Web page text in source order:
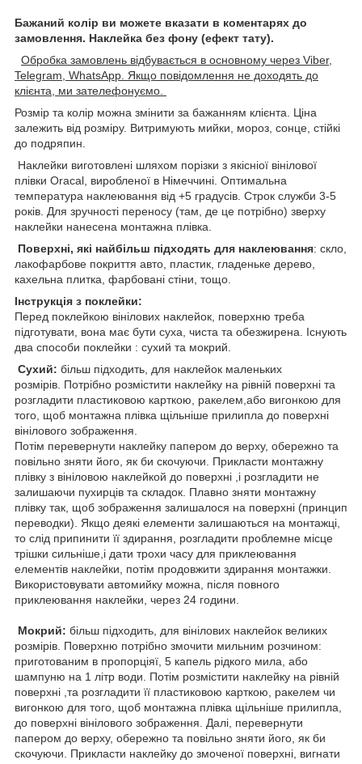
Бажаний колір ви можете вказати в коментарях до
замовлення. Наклейка без фону (ефект тату).
Обробка замовлень відбувається в основному через Viber,
Telegram, WhatsApp. Якщо повідомлення не доходять до
клієнта, ми зателефонуємо.
Розмір та колір можна змінити за бажанням клієнта. Ціна
залежить від розміру. Витримують мийки, мороз, сонце, стійкі
до подряпин.
Наклейки виготовлені шляхом порізки з якісніої вінілової
плівки Oracal, виробленої в Німеччині. Оптимальна
температура наклеювання від +5 градусів. Строк служби 3-5
років. Для зручності переносу (там, де це потрібно) зверху
наклейки нанесена монтажна плівка.
Поверхні, які найбільш підходять для наклеювання: скло,
лакофарбове покриття авто, пластик, гладеньке дерево,
кахельна плитка, фарбовані стіни, тощо.
Інструкція з поклейки:
Перед поклейкою вінілових наклейок, поверхню треба
підготувати, вона має бути суха, чиста та обезжирена. Існують
два способи поклейки : сухий та мокрий.
Сухий: більш підходить, для наклейок маленьких
розмірів. Потрібно розмістити наклейку на рівній поверхні та
розгладити пластиковою карткою, ракелем,або вигонкою для
того, щоб монтажна плівка щільніше прилипла до поверхні
вінілового зображення.
Потім перевернути наклейку папером до верху, обережно та
повільно зняти його, як би скочуючи. Прикласти монтажну
плівку з вініловою наклейкой до поверхні ,і розгладити не
залишаючи пухирців та складок. Плавно зняти монтажну
плівку так, щоб зображення залишалося на поверхні (принцип
переводки). Якщо деякі елементи залишаються на монтажці,
то слід припинити її здирання, розгладити проблемне місце
трішки сильніше,і дати трохи часу для приклеювання
елементів наклейки, потім продовжити здирання монтажки.
Використовувати автомийку можна, після повного
приклеювання наклейки, через 24 години.
Мокрий: більш підходить, для вінілових наклейок великих
розмірів. Поверхню потрібно змочити мильним розчином:
приготованим в пропорціяї, 5 капель рідкого мила, або
шампуню на 1 літр води. Потім розмістити наклейку на рівній
поверхні ,та розгладити її пластиковою карткою, ракелем чи
вигонкою для того, щоб монтажна плівка щільніше прилипла,
до поверхні вінілового зображення. Далі, перевернути
папером до верху, обережно та повільно зняти його, як би
скочуючи. Прикласти наклейку до змоченої поверхні, вигнати